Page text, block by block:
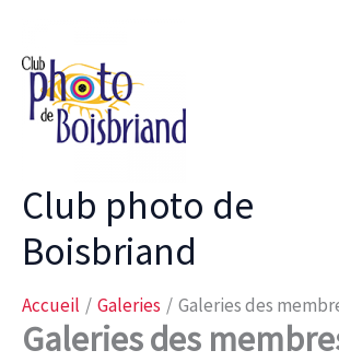
contenu
Club photo de
Boisbriand
Accueil Galeries Galeries des
Galeries des